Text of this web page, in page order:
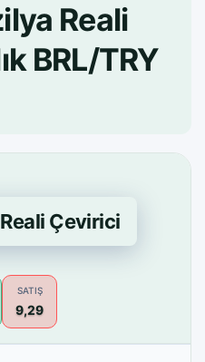
Reali
BRL/TRY
Çevirici
SATIŞ
9,29